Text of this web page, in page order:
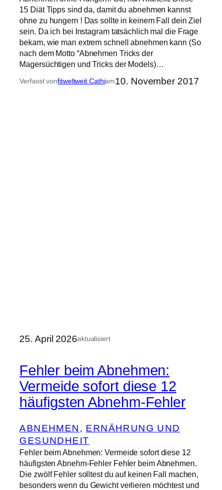
15 Diät Tipps sind da, damit du abnehmen kannst
ohne zu hungern ! Das sollte in keinem Fall dein Ziel
sein. Da ich bei Instagram tatsächlich mal die Frage
bekam, wie man extrem schnell abnehmen kann (So
nach dem Motto “Abnehmen Tricks der
Magersüchtigen und Tricks der Models)…
Verfasst vonfitweltweit Cathiam10. November 2017
25. April 2026aktualisiert
Fehler beim Abnehmen:
Vermeide sofort diese 12
häufigsten Abnehm-Fehler
ABNEHMEN, ERNÄHRUNG UND
GESUNDHEIT
Fehler beim Abnehmen: Vermeide sofort diese 12
häufigsten Abnehm-Fehler Fehler beim Abnehmen.
Die zwölf Fehler solltest du auf keinen Fall machen,
besonders wenn du Gewicht verlieren möchtest und